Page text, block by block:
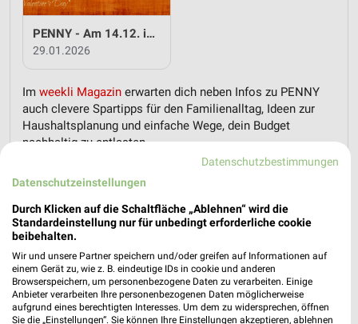
PENNY - Am 14.12. ist Valentinstag
29.01.2026
Im weekli Magazin erwarten dich neben Infos zu PENNY
auch clevere Spartipps für den Familienalltag, Ideen zur
Haushaltsplanung und einfache Wege, dein Budget
nachhaltig zu entlasten.
weekli - Prospekte & Angebote App
Alle PENNY Angebote immer griffbereit – mit der kostenlosen
weekli App für iOS & Android.
Datenschutzbestimmungen
Datenschutzeinstellungen
Durch Klicken auf die Schaltfläche „Ablehnen“ wird die
Standardeinstellung nur für unbedingt erforderliche cookie
beibehalten.
Wir und unsere Partner speichern und/oder greifen auf Informationen auf
einem Gerät zu, wie z. B. eindeutige IDs in cookie und anderen
Browserspeichern, um personenbezogene Daten zu verarbeiten. Einige
Anbieter verarbeiten Ihre personenbezogenen Daten möglicherweise
aufgrund eines berechtigten Interesses. Um dem zu widersprechen, öffnen
Sie die „Einstellungen“. Sie können Ihre Einstellungen akzeptieren, ablehnen